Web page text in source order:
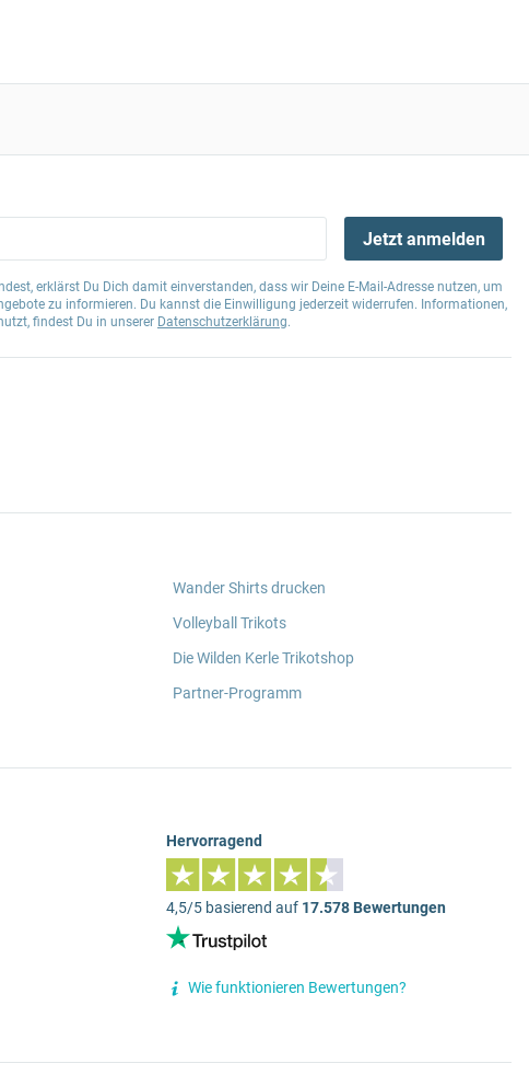
Jetzt anmelden
erklärst Du Dich damit einverstanden, dass wir Deine E-Mail-Adresse nutzen, um
zu informieren. Du kannst die Einwilligung jederzeit widerrufen. Informationen,
findest Du in unserer Datenschutzerklärung.
Wander Shirts drucken
Volleyball Trikots
Die Wilden Kerle Trikotshop
Partner-Programm
Hervorragend
4,5/5 basierend auf 17.578 Bewertungen
Wie funktionieren Bewertungen?